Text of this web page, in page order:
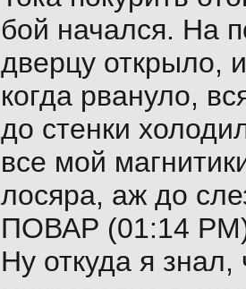
бой начался. На
дверцу открыло,
когда рвануло,
до стенки
все мой
лосяра, аж до
ПОВАР (01:14
Ну откуда я знал,